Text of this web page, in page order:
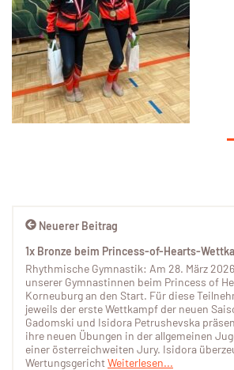
Neuerer Beitrag
1x Bronze beim Princess-of-Hearts-
Rhythmische Gymnastik: Am 28. März
unserer Gymnastinnen beim Princess of
Korneuburg an den Start. Für diese
jeweils der erste Wettkampf der neuen
Gadomski und Isidora Petrushevska
ihre neuen Übungen in der allgemeinen
einer österreichweiten Jury. Isidora
WertungsgerichtWeiterlesen...